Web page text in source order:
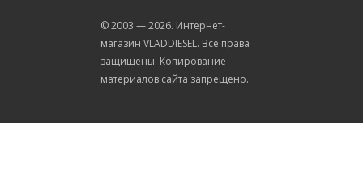
© 2003 —2026. Интернет-
магазин VLADDIESEL. Все права
защищены. Копирование
материалов сайта запрещено.